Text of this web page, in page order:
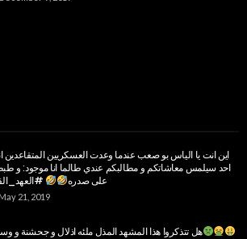
اين انت يا الياس بو صعب عندما وعدت العسكريين المتقاعدين
احد سيلمس معاشاتكم و مطالبكم عندي طالما انا موجود: و
على صدره
May 21, 2019
هل تتذكروا هذا المشهد المذل ملئه اذلال و جحشنة و